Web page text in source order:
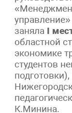
заняла I
областной
экономике
студентов
К.Минина.